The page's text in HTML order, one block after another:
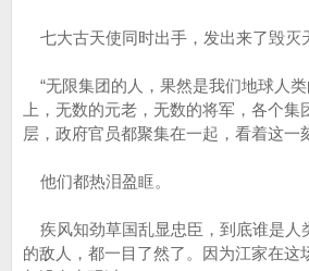
七大古天使同时出手，发出来了毁灭
“无限集团的人，果然是我们地球人类
上，无数的元老，无数的将军，各个集
层，政府官员都聚集在一起，看着这一
他们都热泪盈眶。
疾风知劲草国乱显忠臣，到底谁是人
的敌人，都一目了然了。因为江家在这